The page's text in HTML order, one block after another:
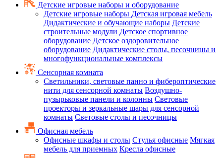
Детские игровые наборы и оборудование
Детские игровые наборы Детская игровая мебель
Дидактические и обучающие наборы Детские
строительные модули Детское спортивное
оборудование Детское оздоровительное
оборудование Дидактические столы, песочницы и
многофункциональные комплексы
Сенсорная комната
Светильники, световые панно и фибероптические
нити для сенсорной комнаты Воздушно-
пузырьковые панели и колонны Световые
проекторы и зеркальные шары для сенсорной
комнаты Световые столы и песочницы
Офисная мебель
Офисные шкафы и столы Стулья офисные Мягкая
мебель для приемных Кресла офисные